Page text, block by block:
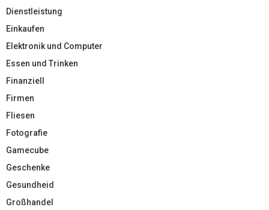
Dienstleistung
Einkaufen
Elektronik und Computer
Essen und Trinken
Finanziell
Firmen
Fliesen
Fotografie
Gamecube
Geschenke
Gesundheid
Großhandel